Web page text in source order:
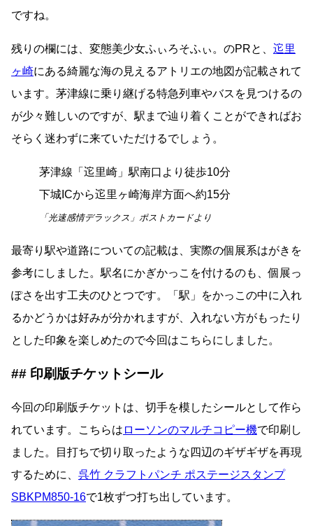
ですね。
残りの欄には、変態美少女ふぃろそふぃ。のPRと、 迱里
ヶ崎にある綺麗な海の見えるアトリエの地図が記載されて
います。茅津線に乗り継げる特急列車やバスを見つけるの
が少々難しいのですが、駅まで辿り着くことができればお
そらく迷わずに来ていただけるでしょう。
茅津線「迱里崎」駅南口より徒歩10分
下城ICから迱里ヶ崎海岸方面へ約15分
「光速感情デラックス」ポストカードより
最寄り駅や道路についての記載は、実際の個展系はがきを
参考にしました。駅名にかぎかっこを付けるのも、個展っ
ぽさを出す工夫のひとつです。「駅」をかっこの中に入れ
るかどうかは好みが分かれますが、入れない方がもったり
とした印象を楽しめたので今回はこちらにしました。
印刷版チケットシール
今回の印刷版チケットは、切手を模したシールとして作ら
れています。こちらは ローソンのマルチコピー機で印刷し
ました。目打ちで切り取ったような四辺のギザギザを再現
するために、 呉竹 クラフトパンチ ポステージスタンプ
SBKPM850-16で1枚ずつ打ち出しています。